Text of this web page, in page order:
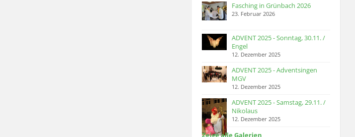
Fasching in Grünbach 2026
23. Februar 2026
ADVENT 2025 - Sonntag, 30.11. /
Engel
12. Dezember 2025
ADVENT 2025 - Adventsingen
MGV
12. Dezember 2025
ADVENT 2025 - Samstag, 29.11. /
Nikolaus
12. Dezember 2025
Zeige alle Galerien